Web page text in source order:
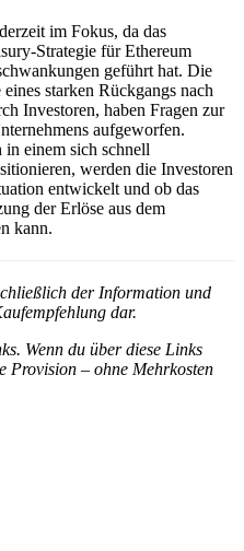
im Fokus, da das
Strategie für Ethereum
geführt hat. Die
starken Rückgangs nach
Investoren, haben Fragen zur
aufgeworfen.
einem sich schnell
werden die Investoren
entwickelt und ob das
der Erlöse aus dem
kann.
der Information und
dar.
Wenn du über diese Links
Provision – ohne Mehrkosten